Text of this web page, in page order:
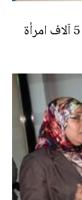
البيضاء. دراسة تكشف تعرض أكثر من 5 آلاف امرأة